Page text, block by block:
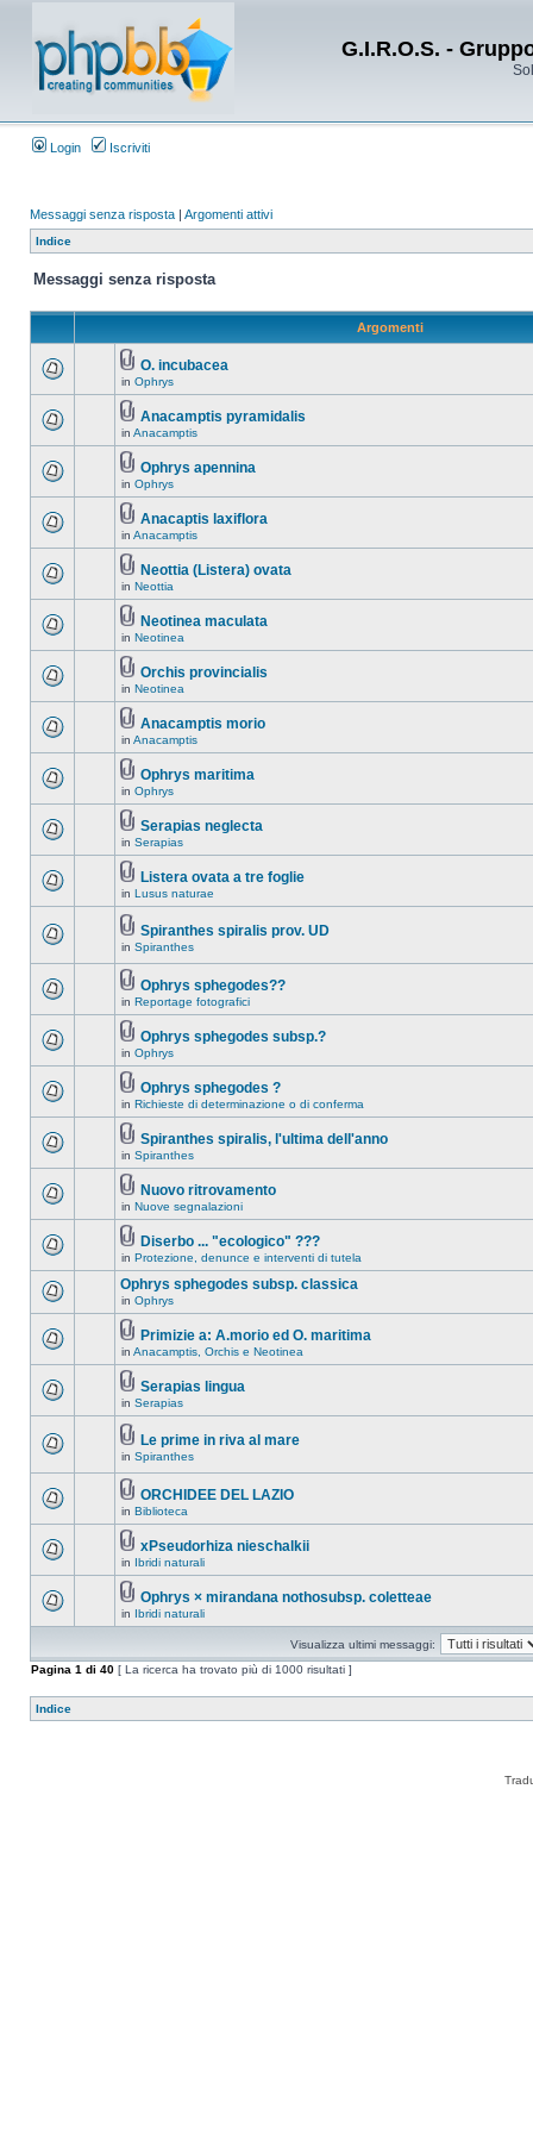
G.I.R.O.S. -
Login Iscriviti
Messaggi senza risposta | Argomenti attivi
Indice
Messaggi senza risposta
Argomenti
O. incubacea
in Ophrys
Anacamptis pyramidalis
in Anacamptis
Ophrys apennina
in Ophrys
Anacaptis laxiflora
in Anacamptis
Neottia (Listera) ovata
in Neottia
Neotinea maculata
in Neotinea
Orchis provincialis
in Neotinea
Anacamptis morio
in Anacamptis
Ophrys maritima
in Ophrys
Serapias neglecta
in Serapias
Listera ovata a tre foglie
in Lusus naturae
Spiranthes spiralis prov. UD
in Spiranthes
Ophrys sphegodes??
in Reportage fotografici
Ophrys sphegodes subsp.?
in Ophrys
Ophrys sphegodes ?
in Richieste di determinazione o di conferma
Spiranthes spiralis, l'ultima dell'anno
in Spiranthes
Nuovo ritrovamento
in Nuove segnalazioni
Diserbo ... "ecologico" ???
in Protezione, denunce e interventi di tutela
Ophrys sphegodes subsp. classica
in Ophrys
Primizie a: A.morio ed O. maritima
in Anacamptis, Orchis e Neotinea
Serapias lingua
in Serapias
Le prime in riva al mare
in Spiranthes
ORCHIDEE DEL LAZIO
in Biblioteca
xPseudorhiza nieschalkii
in Ibridi naturali
Ophrys × mirandana nothosubsp. coletteae
in Ibridi naturali
Visualizza ultimi messaggi:
Pagina 1 di 40 [ La ricerca ha trovato più di 1000 risultati ]
Indice